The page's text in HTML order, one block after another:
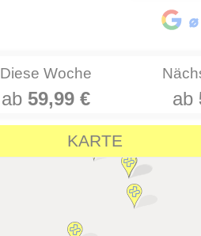
Diese Woche
ab 59,99 € ab
KARTE